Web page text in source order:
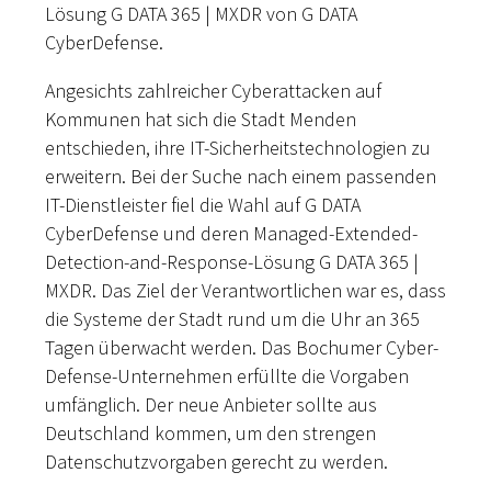
Lösung G DATA 365 | MXDR von G DATA
CyberDefense.
Angesichts zahlreicher Cyberattacken auf
Kommunen hat sich die Stadt Menden
entschieden, ihre IT-Sicherheitstechnologien zu
erweitern. Bei der Suche nach einem passenden
IT-Dienstleister fiel die Wahl auf G DATA
CyberDefense und deren Managed-Extended-
Detection-and-Response-Lösung G DATA 365 |
MXDR. Das Ziel der Verantwortlichen war es, dass
die Systeme der Stadt rund um die Uhr an 365
Tagen überwacht werden. Das Bochumer Cyber-
Defense-Unternehmen erfüllte die Vorgaben
umfänglich. Der neue Anbieter sollte aus
Deutschland kommen, um den strengen
Datenschutzvorgaben gerecht zu werden.